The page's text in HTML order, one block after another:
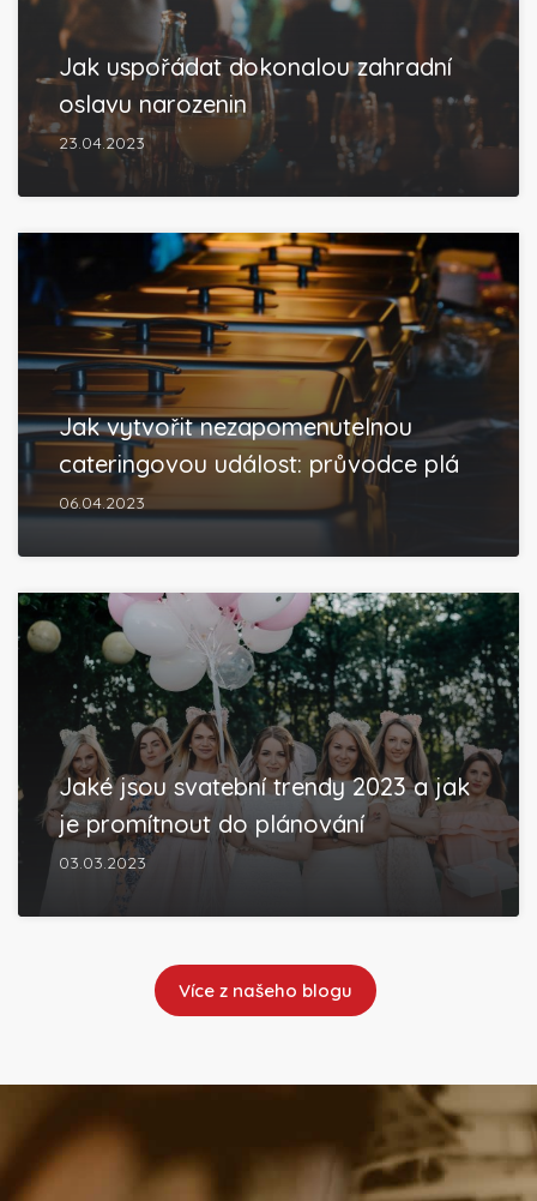
Jak uspořádat dokonalou zahradní
oslavu narozenin
23.04.2023
Jak vytvořit nezapomenutelnou
cateringovou událost: průvodce plá
06.04.2023
Jaké jsou svatební trendy 2023 a jak
je promítnout do plánování
03.03.2023
Více z našeho blogu